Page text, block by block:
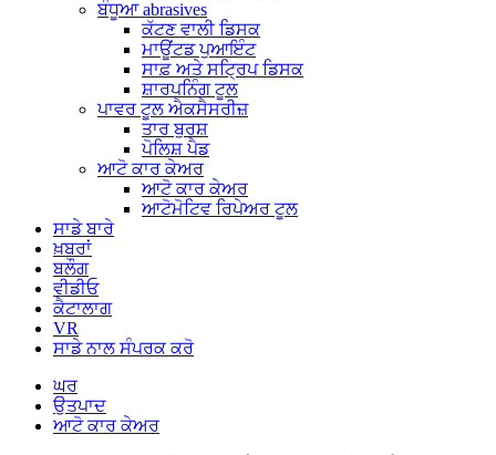
ਬੰਧੂਆ abrasives
ਕੱਟਣ ਵਾਲੀ ਡਿਸਕ
ਮਾਊਂਟਡ ਪੁਆਇੰਟ
ਸਾਫ਼ ਅਤੇ ਸਟ੍ਰਿਪ ਡਿਸਕ
ਸ਼ਾਰਪਨਿੰਗ ਟੂਲ
ਪਾਵਰ ਟੂਲ ਐਕਸੈਸਰੀਜ਼
ਤਾਰ ਬੁਰਸ਼
ਪੋਲਿਸ਼ ਪੈਡ
ਆਟੋ ਕਾਰ ਕੇਅਰ
ਆਟੋ ਕਾਰ ਕੇਅਰ
ਆਟੋਮੋਟਿਵ ਰਿਪੇਅਰ ਟੂਲ
ਸਾਡੇ ਬਾਰੇ
ਖ਼ਬਰਾਂ
ਬਲੌਗ
ਵੀਡੀਓ
ਕੈਟਾਲਾਗ
VR
ਸਾਡੇ ਨਾਲ ਸੰਪਰਕ ਕਰੋ
ਘਰ
ਉਤਪਾਦ
ਆਟੋ ਕਾਰ ਕੇਅਰ